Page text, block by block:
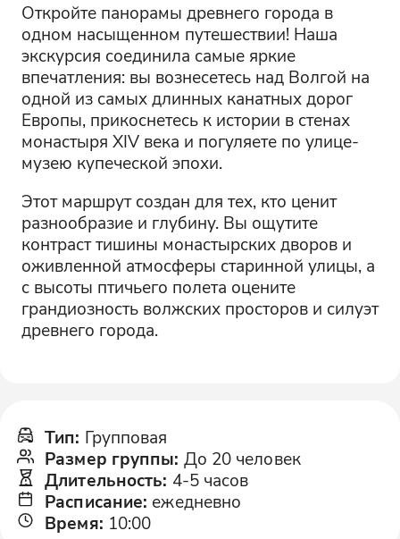
Откройте панорамы древнего города в
одном насыщенном путешествии! Наша
экскурсия соединила самые яркие
впечатления: вы вознесетесь над Волгой на
одной из самых длинных канатных дорог
Европы, прикоснетесь к истории в стенах
монастыря XIV века и погуляете по улице-
музею купеческой эпохи.
Этот маршрут создан для тех, кто ценит
разнообразие и глубину. Вы ощутите
контраст тишины монастырских дворов и
оживленной атмосферы старинной улицы, а
с высоты птичьего полета оцените
грандиозность волжских просторов и силуэт
древнего города.
Тип: Групповая
Размер группы: До 20 человек
Длительность: 4-5 часов
Расписание: ежедневно
Время: 10:00